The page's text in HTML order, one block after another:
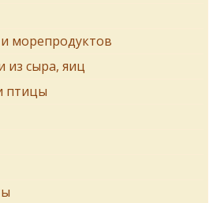
морепродуктов
из сыра, яиц
птицы